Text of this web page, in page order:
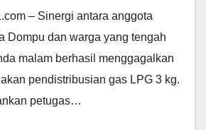
– Sinergi antara anggota
Dompu dan warga yang tengah
malam berhasil menggagalkan
pendistribusian gas LPG 3 kg.
petugas…